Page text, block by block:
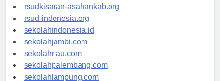
rsud-natunakab.org
rsudkisaran-asahankab.org
rsud-indonesia.org
sekolahindonesia.id
sekolahjambi.com
sekolahriau.com
sekolahpalembang.com